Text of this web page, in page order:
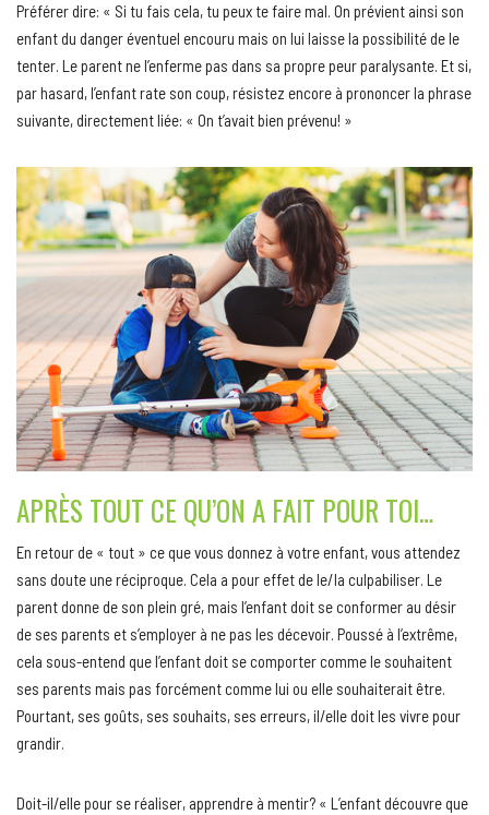
Préférer dire: « Si tu fais cela, tu peux te faire mal. On prévient ainsi son
enfant du danger éventuel encouru mais on lui laisse la possibilité de le
tenter. Le parent ne l’enferme pas dans sa propre peur paralysante. Et si,
par hasard, l’enfant rate son coup, résistez encore à prononcer la phrase
suivante, directement liée: « On t’avait bien prévenu! »
APRÈS TOUT CE QU’ON A FAIT POUR TOI…
En retour de « tout » ce que vous donnez à votre enfant, vous attendez
sans doute une réciproque. Cela a pour effet de le/la culpabiliser. Le
parent donne de son plein gré, mais l’enfant doit se conformer au désir
de ses parents et s’employer à ne pas les décevoir. Poussé à l’extrême,
cela sous-entend que l’enfant doit se comporter comme le souhaitent
ses parents mais pas forcément comme lui ou elle souhaiterait être.
Pourtant, ses goûts, ses souhaits, ses erreurs, il/elle doit les vivre pour
grandir.
Doit-il/elle pour se réaliser, apprendre à mentir? « L’enfant découvre que